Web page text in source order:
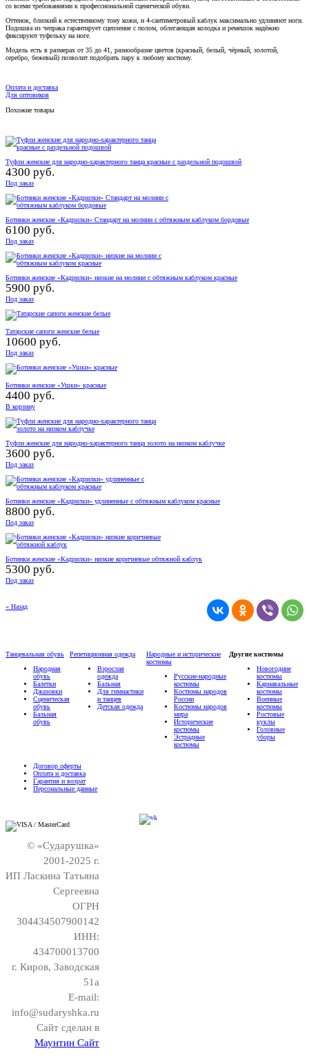
со всеми требованиями к профессиональной сценической обуви.
Оттенок, близкий к естественному тону кожи, и 4-сантиметровый каблук максимально удлиняют ноги.
Подошва из чепрака гарантирует сцепление с полом, облегающая колодка и ремешок надёжно
фиксируют туфельку на ноге.
Модель есть в размерах от 35 до 41, разнообразие цветов (красный, белый, чёрный, золотой,
серебро, бежевый) позволит подобрать пару к любому костюму.
Оплата и доставка
Для оптовиков
Похожие товары
Туфли женские для народно-характерного танца красные с раздельной подошвой
4300 руб.
Под заказ
Ботинки женские «Кадрилки» Стандарт на молнии с обтяжным каблуком бордовые
6100 руб.
Под заказ
Ботинки женские «Кадрилки» низкие на молнии с обтяжным каблуком красные
5900 руб.
Под заказ
Татарские сапоги женские белые
10600 руб.
Под заказ
Ботинки женские «Ушки» красные
4400 руб.
В корзину
Туфли женские для народно-характерного танца золото на низком каблучке
3600 руб.
Под заказ
Ботинки женские «Кадрилки» удлиненные с обтяжным каблуком красные
8800 руб.
Под заказ
Ботинки женские «Кадрилки» низкие коричневые обтяжной каблук
5300 руб.
Под заказ
« Назад
Танцевальная обувь
Народная
обувь
Балетки
Джазовки
Сценическая
обувь
Бальная
обувь
Репетиционная одежда
Взрослая
одежда
Бальная
Для гимнастики
и танцев
Детская одежда
Народные и исторические
костюмы
Русские-народные
костюмы
Костюмы народов
России
Костюмы народов
мира
Исторические
костюмы
Эстрадные
костюмы
Другие костюмы
Новогодние
костюмы
Карнавальные
костюмы
Военные
костюмы
Ростовые
куклы
Головные
уборы
Договор оферты
Оплата и доставка
Гарантия и возрат
Персональные данные
© «Сударушка»
2001-2025 г.
ИП Ласкина Татьяна
Сергеевна
ОГРН
304434507900142
ИНН:
434700013700
г. Киров, Заводская
51а
E-mail:
info@sudaryshka.ru
Сайт сделан в
Маунтин Сайт